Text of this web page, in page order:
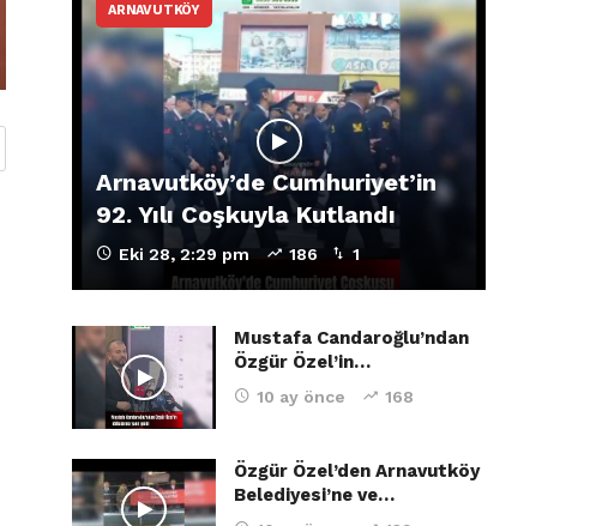
ARNAVUTKÖY
Arnavutköy’de Cumhuriyet’in
92. Yılı Coşkuyla Kutlandı
Eki 28, 2:29 pm 186 1
Mustafa Candaroğlu’ndan
Özgür Özel’in…
10 ay önce 168
Özgür Özel’den Arnavutköy
Belediyesi’ne ve…